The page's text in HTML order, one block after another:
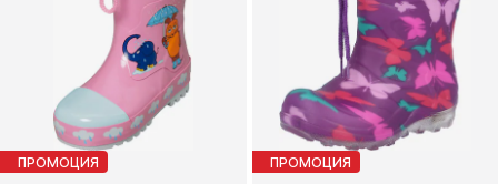
ПРОМОЦИЯ ПРОМОЦИЯ